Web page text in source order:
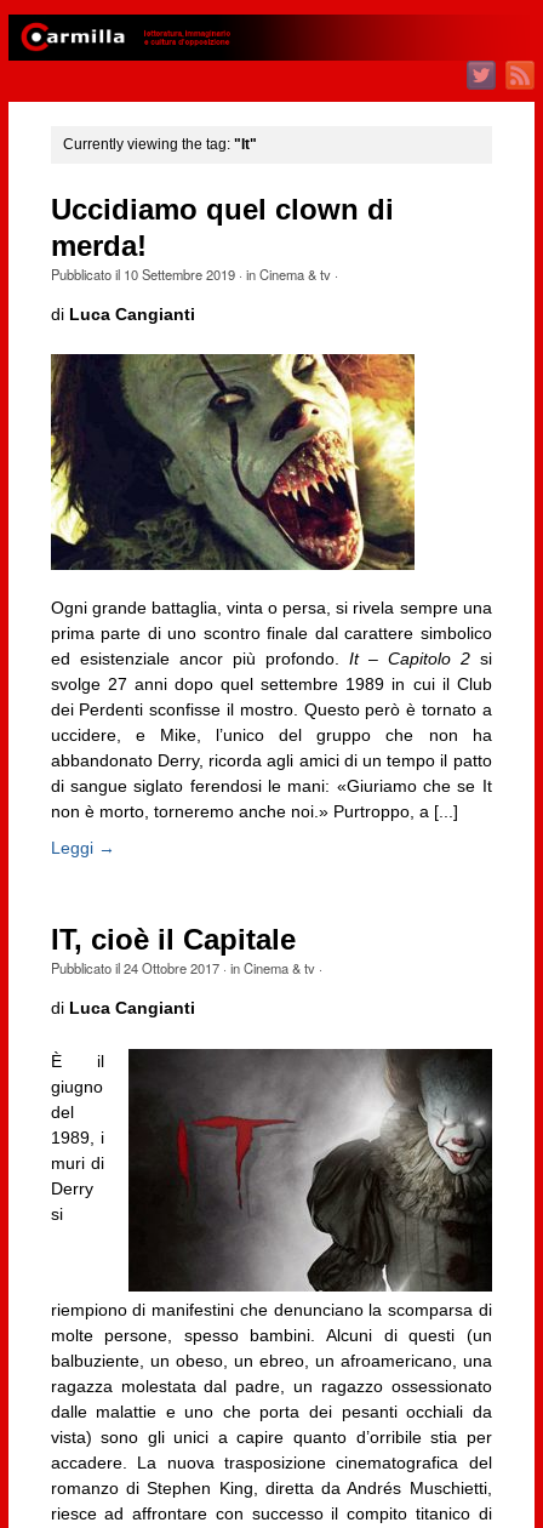
Currently viewing the tag: "It"
Uccidiamo quel clown di
merda!
Pubblicato il 10 Settembre 2019· inCinema & tv·
di Luca Cangianti
Ogni grande battaglia, vinta o persa, si rivela sempre una
prima parte di uno scontro finale dal carattere simbolico
ed esistenziale ancor più profondo. It – Capitolo 2si
svolge 27 anni dopo quel settembre 1989 in cui il Club
dei Perdenti sconfisse il mostro. Questo però è tornato a
uccidere, e Mike, l’unico del gruppo che non ha
abbandonato Derry, ricorda agli amici di un tempo il patto
di sangue siglato ferendosi le mani: «Giuriamo che se It
non è morto, torneremo anche noi.» Purtroppo, a [...]
Leggi →
IT, cioè il Capitale
Pubblicato il24 Ottobre 2017· inCinema & tv·
di Luca Cangianti
È il
giugno
del
1989, i
muri di
Derry
si
riempiono di manifestini che denunciano la scomparsa di
molte persone, spesso bambini. Alcuni di questi (un
balbuziente, un obeso, un ebreo, un afroamericano, una
ragazza molestata dal padre, un ragazzo ossessionato
dalle malattie e uno che porta dei pesanti occhiali da
vista) sono gli unici a capire quanto d’orribile stia per
accadere. La nuova trasposizione cinematografica del
romanzo di Stephen King, diretta da Andrés Muschietti,
riesce ad affrontare con successo il compito titanico di